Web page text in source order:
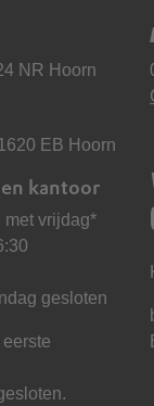
NR Hoorn
EB Hoorn
kantoor
met vrijdag*
gesloten